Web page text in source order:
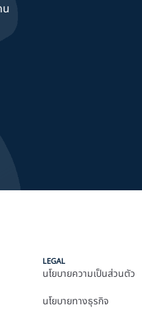
น
LEGAL
นโยบายความเป็นส่วนตัว
นโยบายทางธุรกิจ